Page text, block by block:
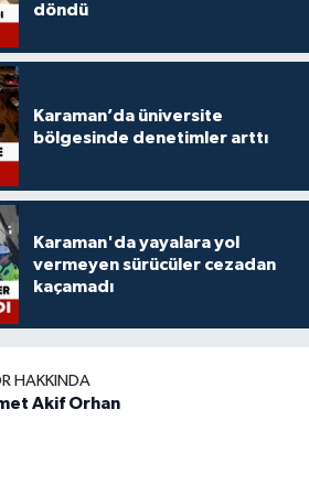
döndü
Karaman’da üniversite
bölgesinde denetimler arttı
Karaman'da yayalara yol
vermeyen sürücüler cezadan
kaçamadı
HAKKINDA
Akif Orhan